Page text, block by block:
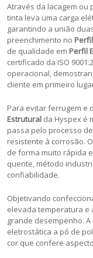
Através da lacagem ou
tinta leva uma carga
garantindo a união
preenchimento no
de qualidade em Perfil
certificado da ISO
operacional,
cliente em primeiro
Para evitar ferrugem e
Estrutural da Hyspex é
passa pelo processo
resistente à corrosão. O
de forma muito rápida
quente, método
confiabilidade.
Objetivando
elevada temperatura e
grande desempenho.
eletrostática a pó de
cor que confere